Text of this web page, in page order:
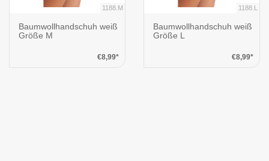
1188.M
Baumwollhandschuh weiß
Größe M
€8,99*
1188.L
Baumwollhandschuh weiß
Größe L
€8,99*